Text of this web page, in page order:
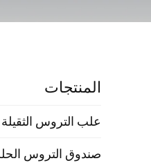
المنتجات
علب التروس الثقيلة
صندوق التروس